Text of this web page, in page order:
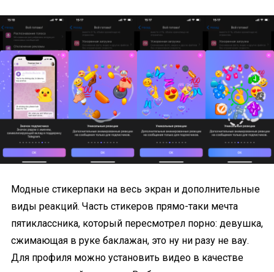
Модные стикерпаки на весь экран и дополнительные
виды реакций. Часть стикеров прямо-таки мечта
пятиклассника, который пересмотрел порно: девушка,
сжимающая в руке баклажан, это ну ни разу не вау.
Для профиля можно установить видео в качестве